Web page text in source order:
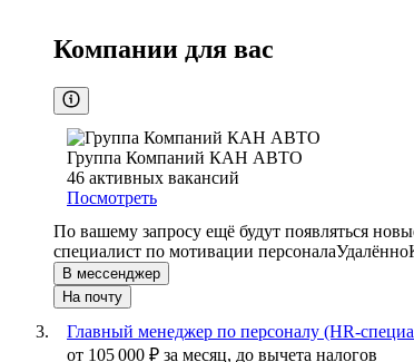
Компании для вас
Группа Компаний КАН АВТО
46 активных вакансий
Посмотреть
По вашему запросу ещё будут появляться
специалист по мотивации персоналаУдалённо
В мессенджер
На почту
Главный менеджер по персоналу (HR-
от 105 000 ₽ за месяц, до вычета налогов